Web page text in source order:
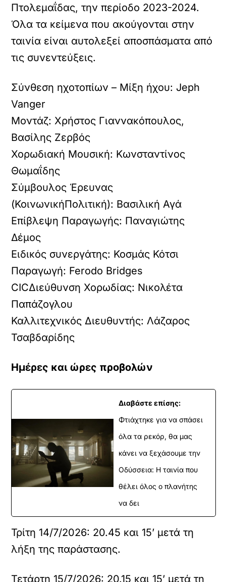
Πτολεμαΐδας, την περίοδο 2023-2024.
Όλα τα κείμενα που ακούγονται στην
ταινία είναι αυτολεξεί αποσπάσματα από
τις συνεντεύξεις.
Σύνθεση ηχοτοπίων – Μίξη ήχου: Jeph
Vanger
Μοντάζ: Χρήστος Γιαννακόπουλος,
Βασίλης Ζερβός
Χορωδιακή Μουσική: Κωνσταντίνος
Θωμαΐδης
Σύμβουλος Έρευνας
(ΚοινωνικήΠολιτική): Βασιλική Αγά
Επίβλεψη Παραγωγής: Παναγιώτης
Δέμος
Ειδικός συνεργάτης: Κοσμάς Κότσι
Παραγωγή: Ferodo Bridges
CICΔιεύθυνση Χορωδίας: Νικολέτα
Παπάζογλου
Καλλιτεχνικός Διευθυντής: Λάζαρος
Τσαβδαρίδης
Ημέρες και ώρες προβολών
Διαβάστε επίσης:
Φτιάχτηκε για να σπάσει
όλα τα ρεκόρ, θα μας
κάνει να ξεχάσουμε την
Οδύσσεια: Η ταινία που
θέλει όλος ο πλανήτης
να δει
Τρίτη 14/7/2026: 20.45 και 15’ μετά τη
λήξη της παράστασης.
Τετάρτη 15/7/2026: 20.15 και 15’ μετά τη